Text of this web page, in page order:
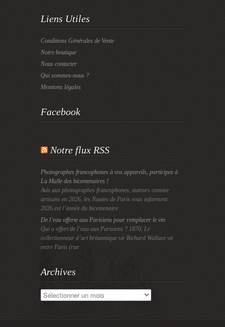
Liens Utiles
Conditions Générales de Vente
Notre boutique
Nous contacter
Qui sommes-nous ?
Mentions légales
Facebook
Notre flux RSS
Photographes francophones à vos appareils, participez à
La Malle des bicentenaires !
Avis aux photographes francophones, auteurs comme
artisans en 2026, les Nautes de Paris vous informent :
2026 est l’année du bicentenaire
De l’eau offerte aux Parisiens pour remplacer le vin
Qui a offert de l’eau aux Parisiens ? 1870, Le
collectionneur d’art britannique sir Richard Wallace vit
entre Paris (rue
Archives
Archives